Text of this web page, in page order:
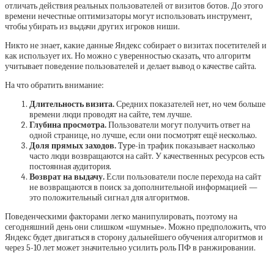
отличать действия реальных пользователей от визитов ботов. До этого
времени нечестные оптимизаторы могут использовать инструмент,
чтобы убирать из выдачи других игроков ниши.
Никто не знает, какие данные Яндекс собирает о визитах посетителей и
как использует их. Но можно с уверенностью сказать, что алгоритм
учитывает поведение пользователей и делает вывод о качестве сайта.
На что обратить внимание:
Длительность визита.Средних показателей нет, но чем больше
времени люди проводят на сайте, тем лучше.
Глубина просмотра.Пользователи могут получить ответ на
одной странице, но лучше, если они посмотрят ещё несколько.
Доля прямых заходов.Type-in трафик показывает насколько
часто люди возвращаются на сайт. У качественных ресурсов есть
постоянная аудитория.
Возврат на выдачу.Если пользователи после перехода на сайт
не возвращаются в поиск за дополнительной информацией —
это положительный сигнал для алгоритмов.
Поведенческими факторами легко манипулировать, поэтому на
сегодняшний день они слишком «шумные». Можно предположить, что
Яндекс будет двигаться в сторону дальнейшего обучения алгоритмов и
через 5-10 лет может значительно усилить роль ПФ в ранжировании.